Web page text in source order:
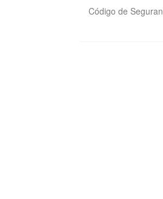
Código de